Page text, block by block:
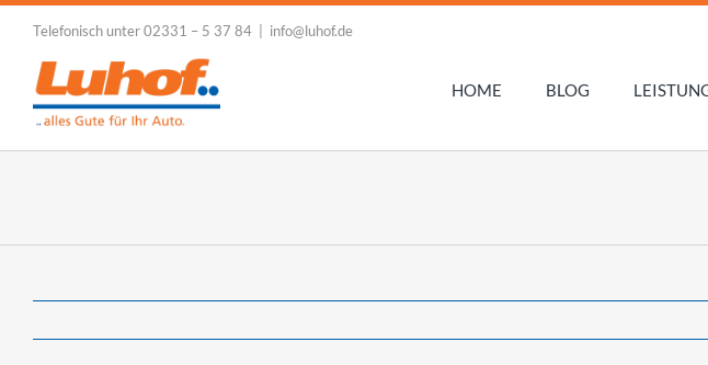
Zum
Inhalt
springen
Telefonisch unter 02331 – 5 37 84 | info@luhof.de
HOME BLOG